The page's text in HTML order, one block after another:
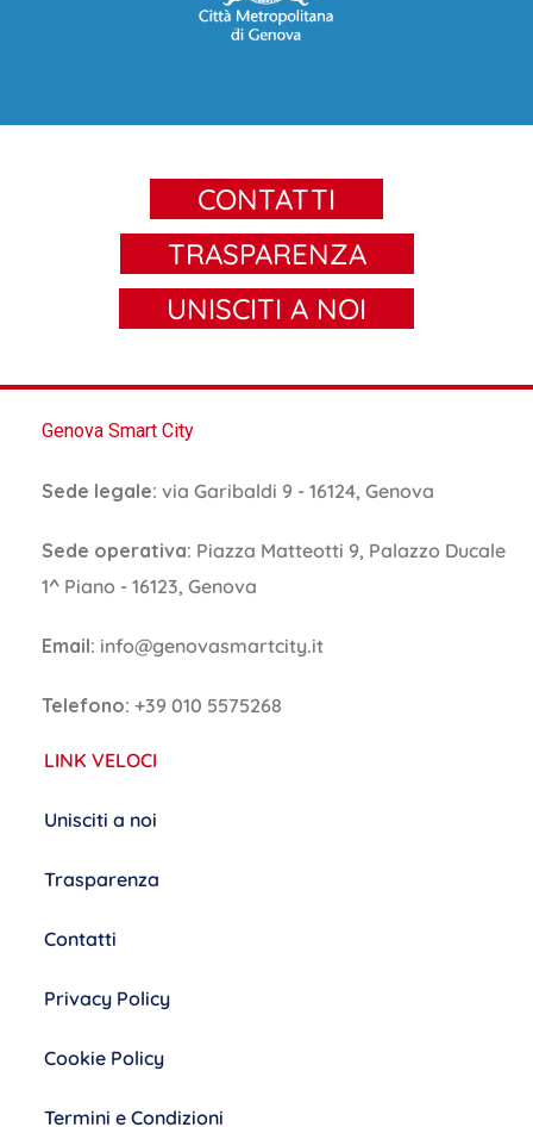
CONTATTI
TRASPARENZA
UNISCITI A NOI
Genova Smart City
Sede legale: via Garibaldi 9 - 16124, Genova
Sede operativa: Piazza Matteotti 9, Palazzo Ducale
1^ Piano - 16123, Genova
Email: info@genovasmartcity.it
Telefono: +39 010 5575268
LINK VELOCI
Unisciti a noi
Trasparenza
Contatti
Privacy Policy
Cookie Policy
Termini e Condizioni